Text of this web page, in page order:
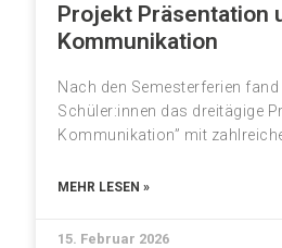
Projekt Präsentation
Kommunikation
Nach den Semesterferien
Schüler:innen das dreitägige
Kommunikation” mit
MEHR LESEN »
15. Februar 2026